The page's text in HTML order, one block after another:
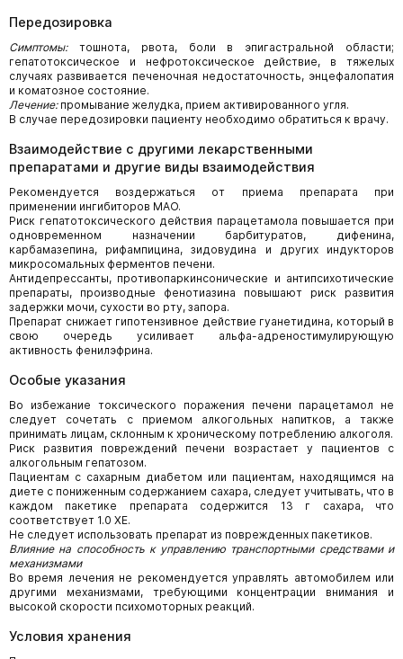
Передозировка
Симптомы:тошнота, рвота, боли в эпигастральной области;
гепатотоксическое и нефротоксическое действие, в тяжелых
случаях развивается печеночная недостаточность, энцефалопатия
и коматозное состояние.
Лечение:промывание желудка, прием активированного угля.
В случае передозировки пациенту необходимо обратиться к врачу.
Взаимодействие с другими лекарственными
препаратами и другие виды взаимодействия
Рекомендуется воздержаться от приема препарата при
применении ингибиторов МАО.
Риск гепатотоксического действия парацетамола повышается при
одновременном назначении барбитуратов, дифенина,
карбамазепина, рифампицина, зидовудина и других индукторов
микросомальных ферментов печени.
Антидепрессанты, противопаркинсонические и антипсихотические
препараты, производные фенотиазина повышают риск развития
задержки мочи, сухости во рту, запора.
Препарат снижает гипотензивное действие гуанетидина, который в
свою очередь усиливает альфа-адреностимулирующую
активность фенилэфрина.
Особые указания
Во избежание токсического поражения печени парацетамол не
следует сочетать с приемом алкогольных напитков, а также
принимать лицам, склонным к хроническому потреблению алкоголя.
Риск развития повреждений печени возрастает у пациентов с
алкогольным гепатозом.
Пациентам с сахарным диабетом или пациентам, находящимся на
диете с пониженным содержанием сахара, следует учитывать, что в
каждом пакетике препарата содержится 13 г сахара, что
соответствует 1.0 ХЕ.
Не следует использовать препарат из поврежденных пакетиков.
Влияние на способность к управлению транспортными средствами и
механизмами
Во время лечения не рекомендуется управлять автомобилем или
другими механизмами, требующими концентрации внимания и
высокой скорости психомоторных реакций.
Условия хранения